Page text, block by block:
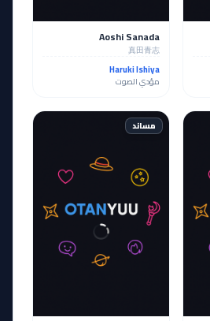
Aoshi Sanada
真田青志
Haruki Ishiya
مؤدي الصوت
مساند